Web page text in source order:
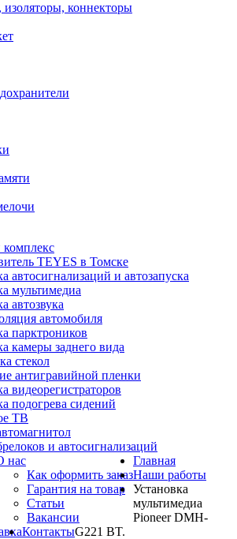
коннекторы
TEYES в Томске
автосигнализаций и автозапуска
мультимедиа
автозвука
автомобиля
парктроников
камеры заднего вида
стекол
антигравийной пленки
видеорегистраторов
подогрева сидений
ТВ
и автосигнализаций
нас
Как оформить заказ
Гарантия на товар
Статьи
Вакансии
Контакты
Главная
Наши работы
Установка
мультимедиа
Pioneer DMH-
G221 BT.